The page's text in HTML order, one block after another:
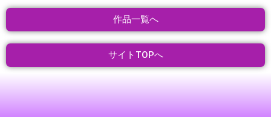
作品一覧へ
サイトTOPへ